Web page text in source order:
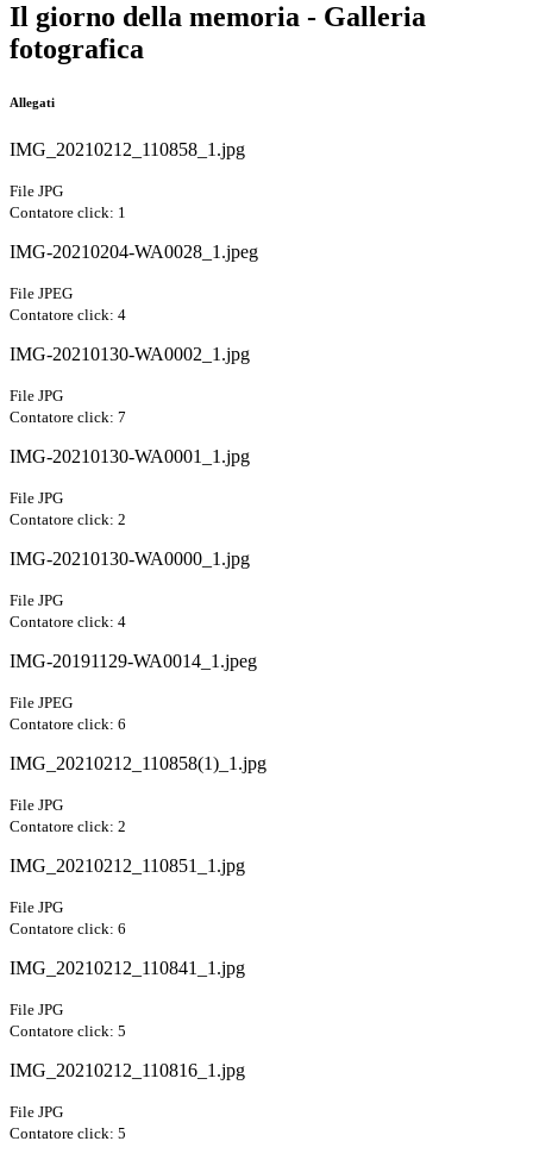
Il giorno della memoria - Galleria
fotografica
Allegati
IMG_20210212_110858_1.jpg
File JPG
Contatore click: 1
IMG-20210204-WA0028_1.jpeg
File JPEG
Contatore click: 4
IMG-20210130-WA0002_1.jpg
File JPG
Contatore click: 7
IMG-20210130-WA0001_1.jpg
File JPG
Contatore click: 2
IMG-20210130-WA0000_1.jpg
File JPG
Contatore click: 4
IMG-20191129-WA0014_1.jpeg
File JPEG
Contatore click: 6
IMG_20210212_110858(1)_1.jpg
File JPG
Contatore click: 2
IMG_20210212_110851_1.jpg
File JPG
Contatore click: 6
IMG_20210212_110841_1.jpg
File JPG
Contatore click: 5
IMG_20210212_110816_1.jpg
File JPG
Contatore click: 5